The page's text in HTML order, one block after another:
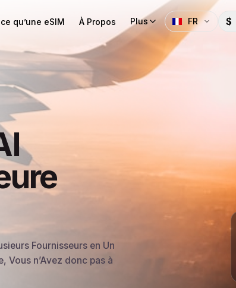
qu’une eSIM À Propos Plus FR $
Fournisseurs en Un
Vous n’Avez donc pas à